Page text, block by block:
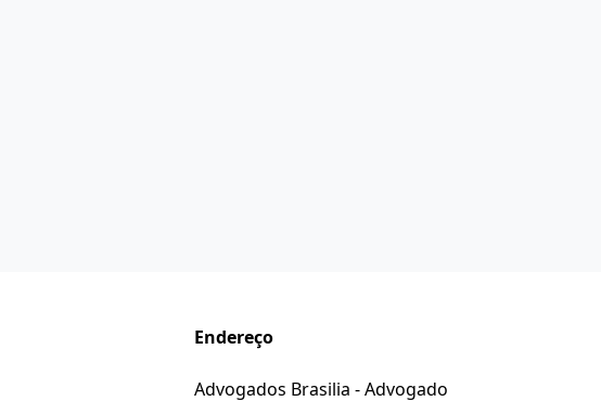
Endereço
Advogados Brasilia - Advogado